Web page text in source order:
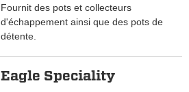
Fournit des pots et collecteurs
d'échappement ainsi que des pots de
détente.
Eagle Speciality